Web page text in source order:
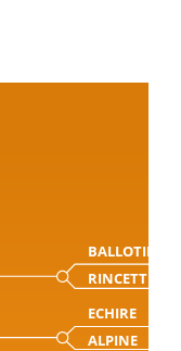
BALLOTIN
RINCETTE
ECHIRE
ALPINE